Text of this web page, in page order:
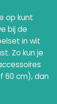
op kunt
bij de
in wit
Zo kun je
60 cm), dan